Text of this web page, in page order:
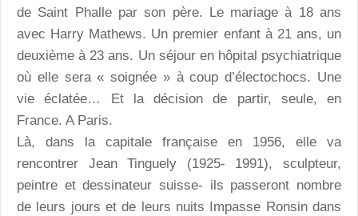
de Saint Phalle par son père. Le mariage à 18 ans
avec Harry Mathews. Un premier enfant à 21 ans, un
deuxième à 23 ans. Un séjour en hôpital psychiatrique
où elle sera « soignée » à coup d’électochocs. Une
vie éclatée… Et la décision de partir, seule, en
France. A Paris.
Là, dans la capitale française en 1956, elle va
rencontrer Jean Tinguely (1925- 1991), sculpteur,
peintre et dessinateur suisse- ils passeront nombre
de leurs jours et de leurs nuits Impasse Ronsin dans